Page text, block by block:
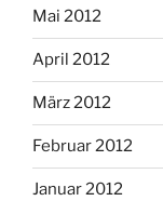
Mai 2012
April 2012
März 2012
Februar 2012
Januar 2012